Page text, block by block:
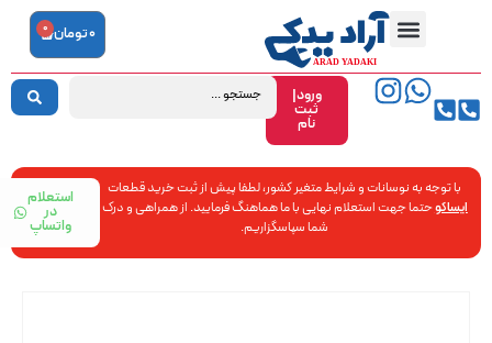
ورود|
ثبت
نام
0تومان 0
با توجه به نوسانات و شرایط متغیر کشور، لطفا پیش از ثبت خرید قطعات
ایساکوحتما جهت استعلام نهایی با ما هماهنگ فرمایید. از همراهی و درک
شما سپاسگزاریم.
استعلام
در
واتساپ